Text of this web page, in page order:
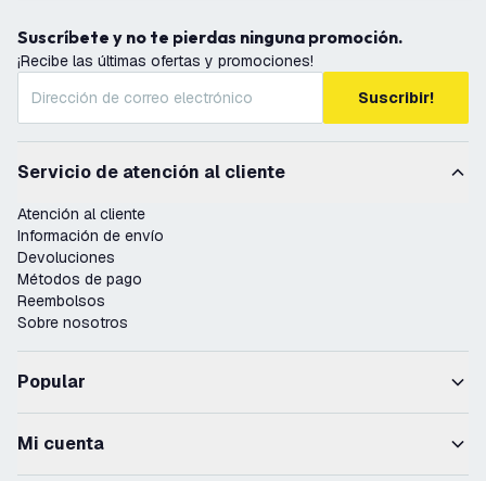
Suscríbete y no te pierdas ninguna promoción.
¡Recibe las últimas ofertas y promociones!
Suscribir!
Servicio de atención al cliente
Atención al cliente
Información de envío
Devoluciones
Métodos de pago
Reembolsos
Sobre nosotros
Popular
Mi cuenta